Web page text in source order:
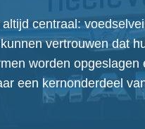
centraal:
vertrouwen dat
worden
een kernonderdeel